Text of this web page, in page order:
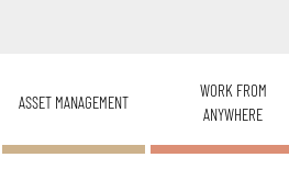
ASSET MANAGEMENT
WORK FROM
ANYWHERE